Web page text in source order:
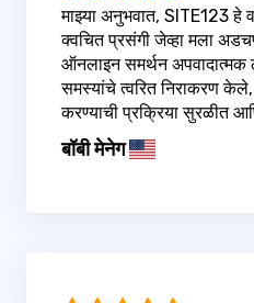
माझ्या अनुभवात, SITE123 हे
क्वचित प्रसंगी जेव्हा मला
ऑनलाइन समर्थन अपवादात्मक
समस्यांचे त्वरित निराकरण
करण्याची प्रक्रिया सुरळीत
बॉबी मेनेग